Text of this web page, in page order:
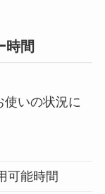
時間
いの状況に
可能時間